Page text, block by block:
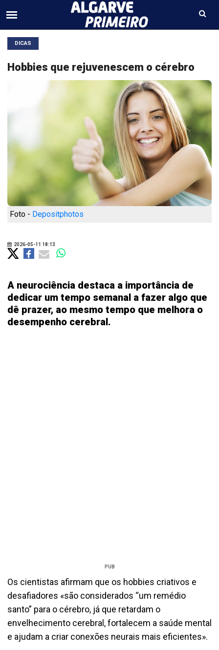
DICAS
Hobbies que rejuvenescem o cérebro
Foto - Depositphotos
2026-05-11 18:13
A neurociência destaca a importância de
dedicar um tempo semanal a fazer algo que
dê prazer, ao mesmo tempo que melhora o
desempenho cerebral.
PUB
Os cientistas afirmam que os hobbies criativos e
desafiadores «são considerados “um remédio
santo” para o cérebro, já que retardam o
envelhecimento cerebral, fortalecem a saúde mental
e ajudam a criar conexões neurais mais eficientes».